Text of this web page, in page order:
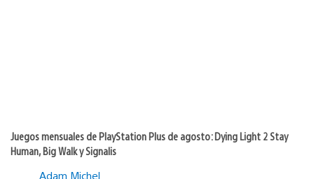
Juegos mensuales de PlayStation Plus de agosto: Dying Light 2 Stay
Human, Big Walk y Signalis
Adam Michel